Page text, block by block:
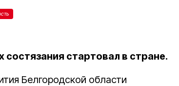
стартовал в стране.
Белгородской области